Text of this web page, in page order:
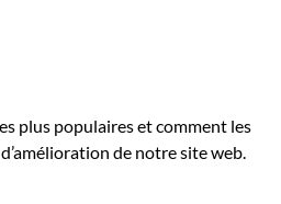
plus populaires et comment les
de notre site web.